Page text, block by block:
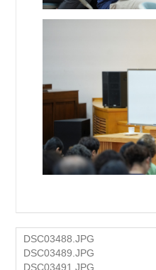
DSC03488.JPG
DSC03489.JPG
DSC03491.JPG